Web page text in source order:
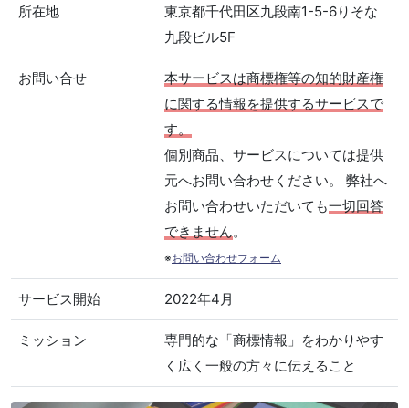
所在地
東京都千代田区九段南1-5-6りそな
九段ビル5F
お問い合せ
本サービスは商標権等の知的財産権
に関する情報を提供するサービスで
す。
個別商品、サービスについては提供
元へお問い合わせください。 弊社へ
お問い合わせいただいても一切回答
できません。
※お問い合わせフォーム
サービス開始 2022年4月
ミッション
専門的な「商標情報」をわかりやす
く広く一般の方々に伝えること